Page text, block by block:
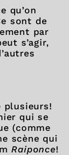
qu’on
sont de
par
s’agir,
plusieurs!
qui se
(comme
scène qui
Raiponce!